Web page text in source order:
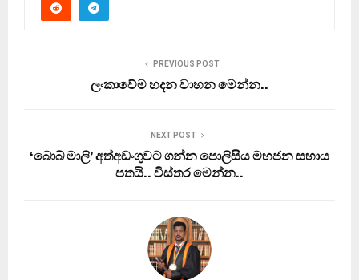
PREVIOUS POST
ලංකාවේම හදන වාහන මෙන්න..
NEXT POST
‘බොබ් මාලි’ අත්අඩංගුවට ගන්න පොලිසිය මහජන සහාය
පතයි.. විස්තර මෙන්න..